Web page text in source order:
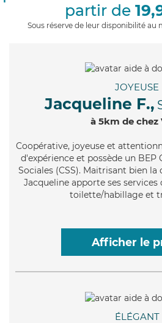
partir de
Sous réserve de leur disponibilité
JOYEUSE
Jacqueline F.,
à 5km de chez
Coopérative, joyeuse et
d'expérience et possède un BEP
Sociales (CSS). Maitrisant bien
Jacqueline apporte ses
toilette/habillage et
Afficher le
ÉLÉGANT